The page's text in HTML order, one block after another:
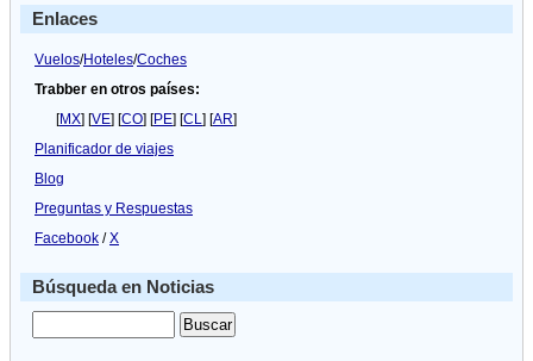
Enlaces
Vuelos/Hoteles/Coches
Trabber en otros países:
[MX] [VE] [CO] [PE] [CL] [AR]
Planificador de viajes
Blog
Preguntas y Respuestas
Facebook /X
Búsqueda en Noticias